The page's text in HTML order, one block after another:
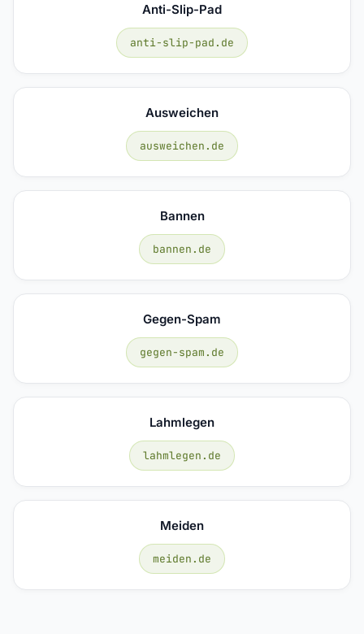
Anti-Slip-Pad
anti-slip-pad.de
Ausweichen
ausweichen.de
Bannen
bannen.de
Gegen-Spam
gegen-spam.de
Lahmlegen
lahmlegen.de
Meiden
meiden.de